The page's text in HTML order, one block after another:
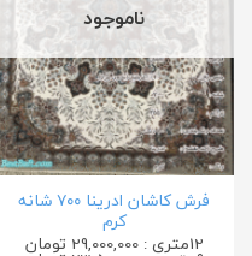
ناموجود
فرش کاشان ادرینا ۷۰۰ شانه
کرم
12متری : 29,000,000 تومان